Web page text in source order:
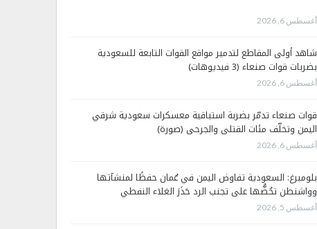
أغسطس 6, 2026
شاهد أولى المقاطع لتدمير مواقع القوات التابعة للسعودية
بضربات قوات صنعاء (3 فيديوهات)
أغسطس 6, 2026
قوات صنعاء تدمّر بضربة استباقية معسكرات سعودية شرقي
اليمن وتخلّف مئات القتلى والجرحى (صورة)
أغسطس 6, 2026
بلومبرغ: السعودية تفاوض اليمن في عُمان حفظًا لمنشآتها
وواشنطن تحُضُّها على تجنب الرد حَذَرَ الغلاء النفطي
أغسطس 5, 2026